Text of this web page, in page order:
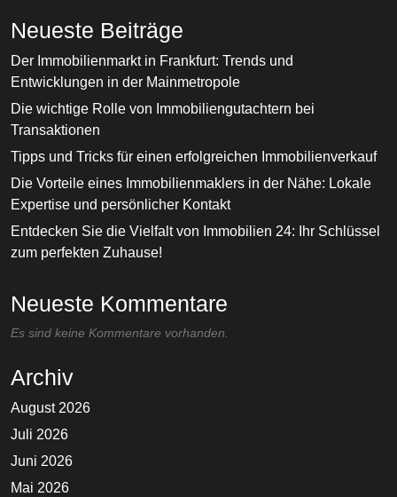
Neueste Beiträge
Der Immobilienmarkt in Frankfurt: Trends und
Entwicklungen in der Mainmetropole
Die wichtige Rolle von Immobiliengutachtern bei
Transaktionen
Tipps und Tricks für einen erfolgreichen Immobilienverkauf
Die Vorteile eines Immobilienmaklers in der Nähe: Lokale
Expertise und persönlicher Kontakt
Entdecken Sie die Vielfalt von Immobilien 24: Ihr Schlüssel
zum perfekten Zuhause!
Neueste Kommentare
Es sind keine Kommentare vorhanden.
Archiv
August 2026
Juli 2026
Juni 2026
Mai 2026